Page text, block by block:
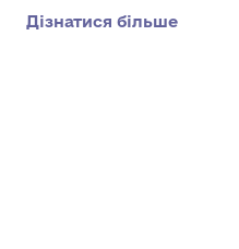
Дізнатися більше